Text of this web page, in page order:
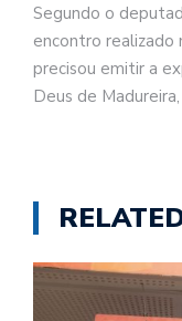
Segundo o
encontro realizado
precisou emitir a
Deus de